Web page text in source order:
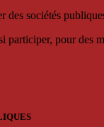
des sociétés
participer, pour des